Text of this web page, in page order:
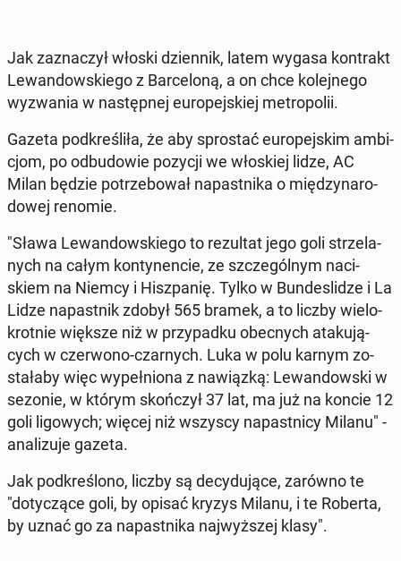
Jak za­zna­czył włoski dzien­nik, latem wygasa kon­trakt
Le­wan­dow­skie­go z Bar­ce­lo­ną, a on chce ko­lej­ne­go
wy­zwa­nia w na­stęp­nej eu­ro­pej­skiej me­tro­po­lii.
Gazeta pod­kre­śli­ła, że aby spro­stać eu­ro­pej­skim am­bi­
cjom, po od­bu­do­wie pozycji we wło­skiej lidze, AC
Milan będzie po­trze­bo­wał na­past­ni­ka o mię­dzy­na­ro­
do­wej renomie.
"Sława Le­wan­dow­skie­go to re­zul­tat jego goli strze­la­
nych na całym kon­ty­nen­cie, ze szcze­gól­nym na­ci­
skiem na Niemcy i Hisz­pa­nię. Tylko w Bun­de­sli­dze i La
Lidze na­past­nik zdobył 565 bramek, a to liczby wie­lo­
krot­nie większe niż w przy­pad­ku obec­nych ata­ku­ją­
cych w czer­wo­no-czar­nych. Luka w polu karnym zo­
sta­ła­by więc wy­peł­nio­na z na­wiąz­ką: Le­wan­dow­ski w
sezonie, w którym skoń­czył 37 lat, ma już na koncie 12
goli li­go­wych; więcej niż wszyscy na­past­ni­cy Milanu" -
ana­li­zu­je gazeta.
Jak pod­kre­ślo­no, liczby są de­cy­du­ją­ce, zarówno te
"do­ty­czą­ce goli, by opisać kryzys Milanu, i te Roberta,
by uznać go za na­past­ni­ka naj­wyż­szej klasy".